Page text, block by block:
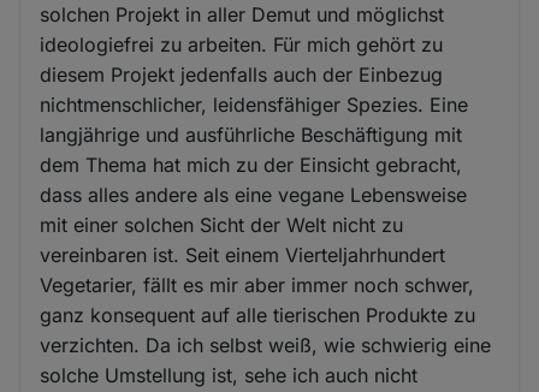
solchen Projekt in aller Demut und möglichst
ideologiefrei zu arbeiten. Für mich gehört zu
diesem Projekt jedenfalls auch der Einbezug
nichtmenschlicher, leidensfähiger Spezies. Eine
langjährige und ausführliche Beschäftigung mit
dem Thema hat mich zu der Einsicht gebracht,
dass alles andere als eine vegane Lebensweise
mit einer solchen Sicht der Welt nicht zu
vereinbaren ist. Seit einem Vierteljahrhundert
Vegetarier, fällt es mir aber immer noch schwer,
ganz konsequent auf alle tierischen Produkte zu
verzichten. Da ich selbst weiß, wie schwierig eine
solche Umstellung ist, sehe ich auch nicht